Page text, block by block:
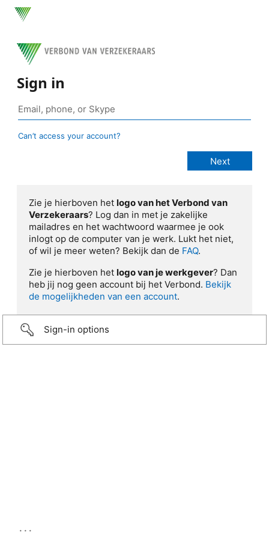
Sign in
Can’t access your account?
Zie je hierboven het logo van het Verbond van
Verzekeraars? Log dan in met je zakelijke
mailadres en het wachtwoord waarmee je ook
inlogt op de computer van je werk. Lukt het niet,
of wil je meer weten? Bekijk dan de FAQ.
Zie je hierboven het logo van je werkgever? Dan
heb jij nog geen account bij het Verbond. Bekijk
de mogelijkheden van een account.
Sign-in options
...